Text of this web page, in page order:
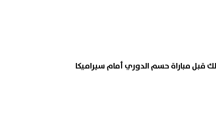
قبل مباراة حسم الدوري أمام سيراميكا
الذهب في مصر اليوم.. آخر
للسوق والجنيه الذهب
الاقتصادية و4 و5 نجوم